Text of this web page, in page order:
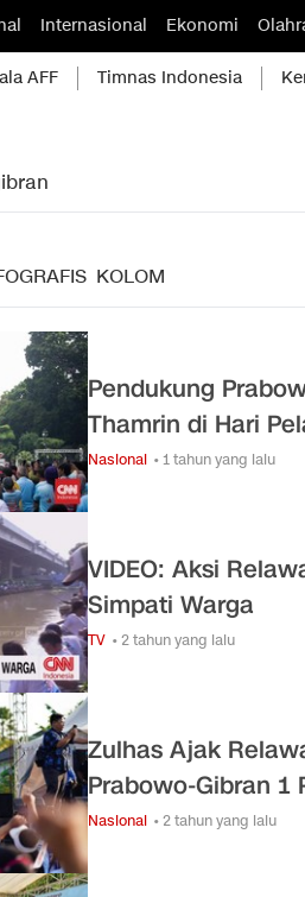
Internasional Ekonomi
AFF Timnas Indonesia
KOLOM
Pendukung
Thamrin di Hari
Nasional • 1 tahun yang lalu
VIDEO: Aksi
Simpati Warga
TV • 2 tahun yang lalu
Zulhas Ajak
Prabowo-Gibran 1
Nasional • 2 tahun yang lalu